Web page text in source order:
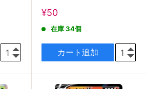
販
価
¥50
在庫 34個
カート追加